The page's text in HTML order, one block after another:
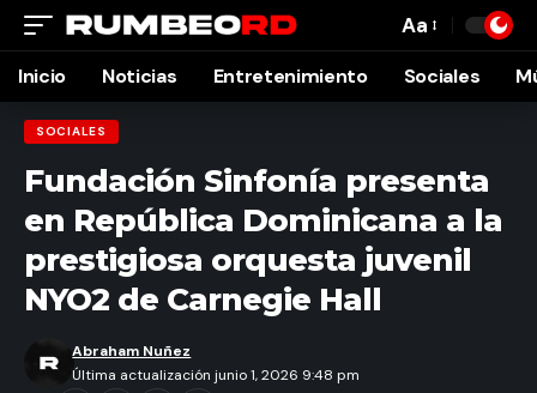
Font
Resizer
Aa
Inicio Noticias Entretenimiento Sociales
SOCIALES
Fundación Sinfonía presenta
en República Dominicana a la
prestigiosa orquesta juvenil
NYO2 de Carnegie Hall
Última actualización junio 1, 2026 9:48 pm
Abraham Nuñez